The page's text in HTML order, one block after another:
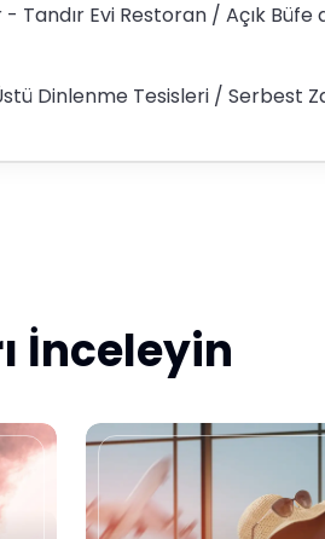
- Tandır Evi Restoran / Açık Büfe
Dinlenme Tesisleri / Serbest
İnceleyin